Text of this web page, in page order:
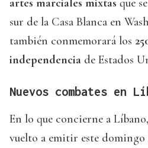
artes marciales mixtas que
sur de la Casa Blanca en
también conmemorará los
independencia de Estados
Nuevos combates en
En lo que concierne a
vuelto a emitir este domingo